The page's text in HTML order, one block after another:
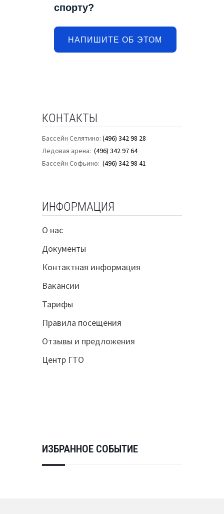
спорту?
НАПИШИТЕ ОБ ЭТОМ
КОНТАКТЫ
Бассейн Селятино: (496) 342 98 28
Ледовая арена: (496) 342 97 64
Бассейн Софьино: (496) 342 98 41
ИНФОРМАЦИЯ
О нас
Документы
Контактная информация
Вакансии
Тарифы
Правила посещения
Отзывы и предложения
Центр ГТО
ИЗБРАННОЕ СОБЫТИЕ